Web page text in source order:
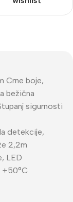
Crne boje,
bežična
sigurnosti
detekcije,
2,2m
LED
+50°C